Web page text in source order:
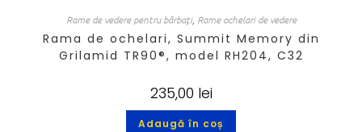
Rame de vedere pentru bărbați, Rame ochelari de vedere
Rama de ochelari, Summit Memory din
Grilamid TR90®, model RH204, C32
235,00 lei
Adaugă în coș